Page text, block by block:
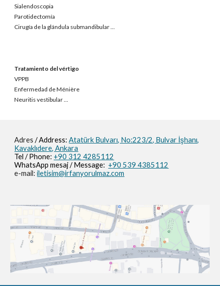
Sialendoscopia
Parotidectomía
Cirugía de la glándula submandibular...
Tratamiento del vértigo
VPPB
Enfermedad de Ménière
Neuritis vestibular...
Adres/ Address: Atatürk Bulvarı, No:223/2, Bulvar İşhanı,
Kavaklıdere, Ankara
Tel / Phone: +90 312 4285112
WhatsApp mesaj / Message: +90 539 4385112
e-mail:iletisim@irfanyorulmaz.com